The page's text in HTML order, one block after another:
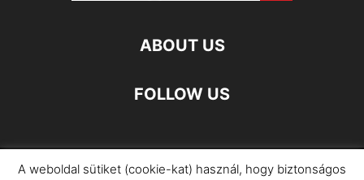
ABOUT US
FOLLOW US
Impresszum Adatkezelési Információ
A weboldal sütiket (cookie-kat) használ, hogy biztonságos